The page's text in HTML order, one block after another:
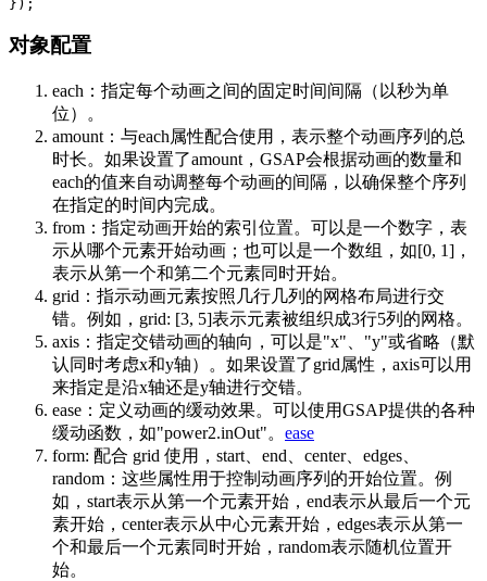
对象配置
each：指定每个动画之间的固定时间间隔（以秒为单
位）。
amount：与each属性配合使用，表示整个动画序列的总
时长。如果设置了amount，GSAP会根据动画的数量和
each的值来自动调整每个动画的间隔，以确保整个序列
在指定的时间内完成。
from：指定动画开始的索引位置。可以是一个数字，表
示从哪个元素开始动画；也可以是一个数组，如[0, 1]，
表示从第一个和第二个元素同时开始。
grid：指示动画元素按照几行几列的网格布局进行交
错。例如，grid: [3, 5]表示元素被组织成3行5列的网格。
axis：指定交错动画的轴向，可以是"x"、"y"或省略（默
认同时考虑x和y轴）。如果设置了grid属性，axis可以用
来指定是沿x轴还是y轴进行交错。
ease：定义动画的缓动效果。可以使用GSAP提供的各种
缓动函数，如"power2.inOut"。 ease
form: 配合 grid 使用，start、end、center、edges、
random：这些属性用于控制动画序列的开始位置。例
如，start表示从第一个元素开始，end表示从最后一个元
素开始，center表示从中心元素开始，edges表示从第一
个和最后一个元素同时开始，random表示随机位置开
始。